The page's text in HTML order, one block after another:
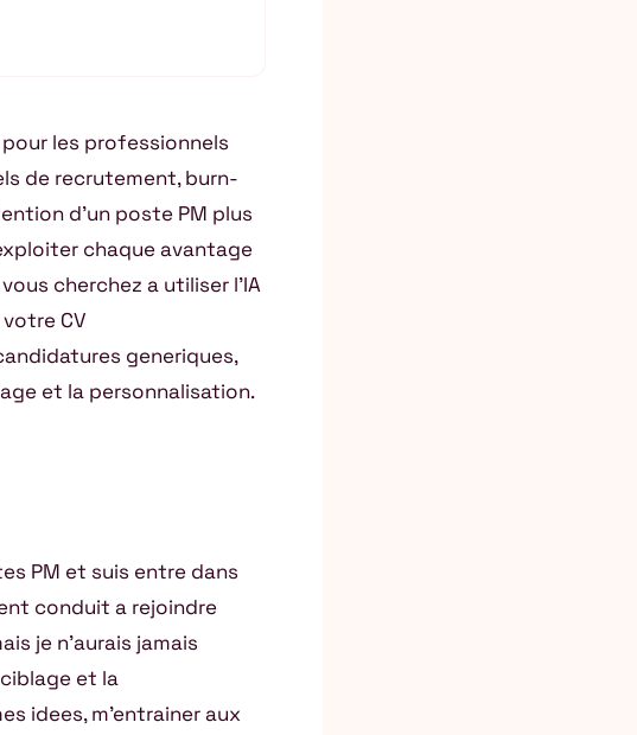
les professionnels
de recrutement, burn-
d’un poste PM plus
chaque avantage
cherchez a utiliser l’IA
CV
generiques,
et la personnalisation.
PM et suis entre dans
conduit a rejoindre
je n’aurais jamais
et la
idees, m’entrainer aux